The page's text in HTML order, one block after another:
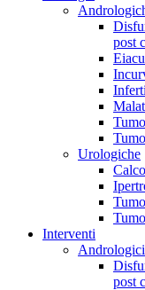
post
Urologiche
Interventi
Andrologici
post